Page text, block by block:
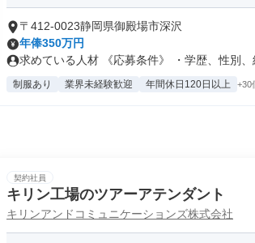
〒412-0023静岡県御殿場市深沢
年俸350万円
求めている人材 《応募条件》 ・学歴、性別、
制服あり 業界未経験歓迎 年間休日120日以上 +30
契約社員
キリン工場のツアーアテンダント
キリンアンドコミュニケーションズ株式会社